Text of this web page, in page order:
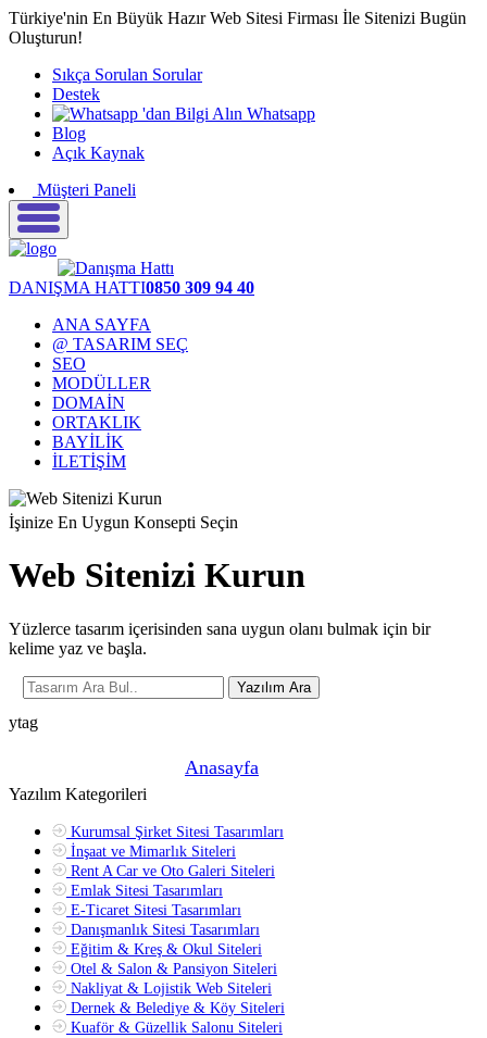
Türkiye'nin En Büyük Hazır Web Sitesi Firması İle Sitenizi Bugün
Oluşturun!
Sıkça Sorulan Sorular
Destek
Whatsapp
Blog
Açık Kaynak
Müşteri Paneli
DANIŞMA HATTI0850 309 94 40
ANA SAYFA
@ TASARIM SEÇ
SEO
MODÜLLER
DOMAİN
ORTAKLIK
BAYİLİK
İLETİŞİM
İşinize En Uygun Konsepti Seçin
Web Sitenizi Kurun
Yüzlerce tasarım içerisinden sana uygun olanı bulmak için bir
kelime yaz ve başla.
Yazılım Ara
ytag
Anasayfa
Yazılım Kategorileri
Kurumsal Şirket Sitesi Tasarımları
İnşaat ve Mimarlık Siteleri
Rent A Car ve Oto Galeri Siteleri
Emlak Sitesi Tasarımları
E-Ticaret Sitesi Tasarımları
Danışmanlık Sitesi Tasarımları
Eğitim & Kreş & Okul Siteleri
Otel & Salon & Pansiyon Siteleri
Nakliyat & Lojistik Web Siteleri
Dernek & Belediye & Köy Siteleri
Kuaför & Güzellik Salonu Siteleri